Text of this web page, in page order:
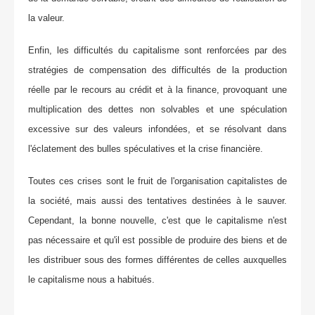
la valeur.
Enfin, les difficultés du capitalisme sont renforcées par des
stratégies de compensation des difficultés de la production
réelle par le recours au crédit et à la finance, provoquant une
multiplication des dettes non solvables et une spéculation
excessive sur des valeurs infondées, et se résolvant dans
l'éclatement des bulles spéculatives et la crise financière.
Toutes ces crises sont le fruit de l'organisation capitalistes de
la société, mais aussi des tentatives destinées à le sauver.
Cependant, la bonne nouvelle, c'est que le capitalisme n'est
pas nécessaire et qu'il est possible de produire des biens et de
les distribuer sous des formes différentes de celles auxquelles
le capitalisme nous a habitués.